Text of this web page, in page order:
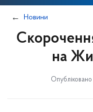
Новини
на
Опубліковано